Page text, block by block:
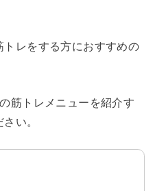
レをする方におすすめの
筋トレメニューを紹介す
い。